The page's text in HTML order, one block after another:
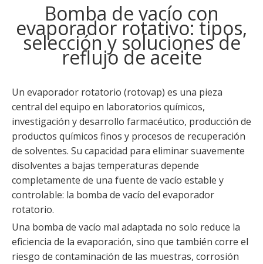
Bomba de vacío con
evaporador rotativo: tipos,
selección y soluciones de
reflujo de aceite
Un evaporador rotatorio (rotovap) es una pieza
central del equipo en laboratorios químicos,
investigación y desarrollo farmacéutico, producción de
productos químicos finos y procesos de recuperación
de solventes. Su capacidad para eliminar suavemente
disolventes a bajas temperaturas depende
completamente de una fuente de vacío estable y
controlable: la bomba de vacío del evaporador
rotatorio.
Una bomba de vacío mal adaptada no solo reduce la
eficiencia de la evaporación, sino que también corre el
riesgo de contaminación de las muestras, corrosión